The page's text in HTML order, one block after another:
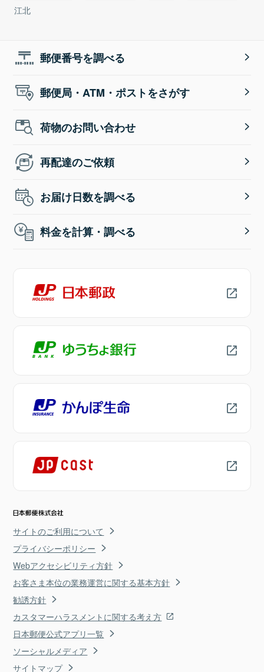
江北
郵便番号を調べる
郵便局・ATM・ポストをさがす
荷物のお問い合わせ
再配達のご依頼
お届け日数を調べる
料金を計算・調べる
サイトのご利用について
プライバシーポリシー
Webアクセシビリティ方針
お客さま本位の業務運営に関する基本方針
勧誘方針
カスタマーハラスメントに関する考え方
日本郵便公式アプリ一覧
ソーシャルメディア
サイトマップ